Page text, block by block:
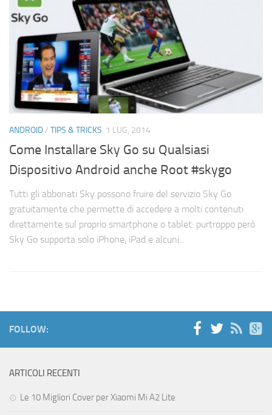
ANDROID/ TIPS & TRICKS 1 LUG, 2014
Come Installare Sky Go su Qualsiasi
Dispositivo Android anche Root #skygo
Tutti gli abbonati Sky possono fruire del servizio Sky Go
gratuitamente che permette di accedere a molti contenuti
direttamente sul proprio smartphone o tablet: purtroppo però
Sky Go supporta solo iPhone, iPad e alcuni...
FOLLOW:
ARTICOLI RECENTI
Le 10 Migliori Cover per Xiaomi Mi A2 Lite